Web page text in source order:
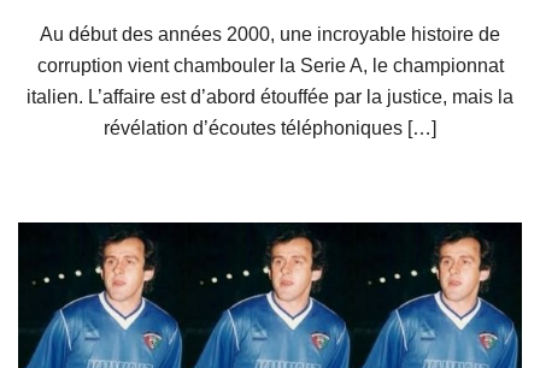
Au début des années 2000, une incroyable histoire de
corruption vient chambouler la Serie A, le championnat
italien. L’affaire est d’abord étouffée par la justice, mais la
révélation d’écoutes téléphoniques […]